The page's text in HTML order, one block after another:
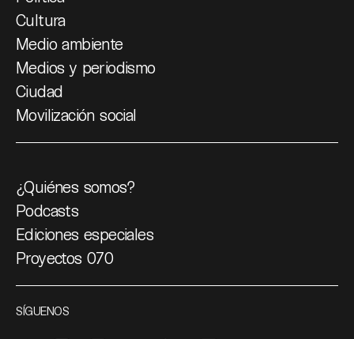
Cultura
Medio ambiente
Medios y periodismo
Ciudad
Movilización social
¿Quiénes somos?
Podcasts
Ediciones especiales
Proyectos 070
SÍGUENOS